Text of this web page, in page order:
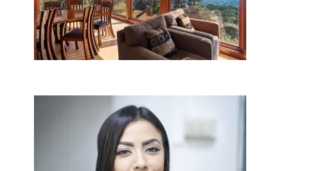
Kaip miegamojo atmosfera
veikia odos senėjimą?
2026-06-01